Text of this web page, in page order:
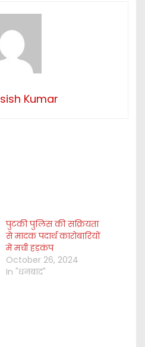
Kumar
पुटकी पुलिस की सक्रियता
से मादक पदार्थ कारोबारियों
में मची हड़कंप
October 26, 2024
In "धनबाद"